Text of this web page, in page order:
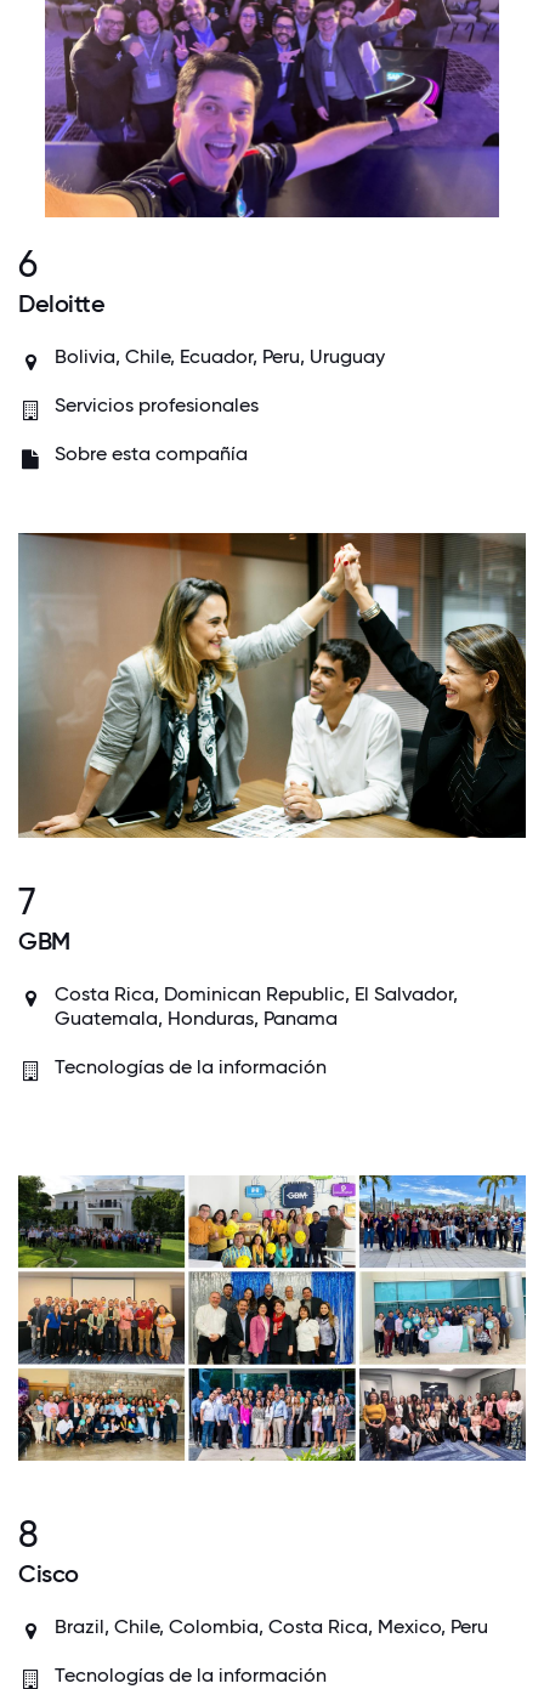
6
Deloitte
Bolivia, Chile, Ecuador, Peru, Uruguay
Servicios profesionales
Sobre esta compañía
7
GBM
Costa Rica, Dominican Republic, El Salvador,
Guatemala, Honduras, Panama
Tecnologías de la información
8
Cisco
Brazil, Chile, Colombia, Costa Rica, Mexico, Peru
Tecnologías de la información